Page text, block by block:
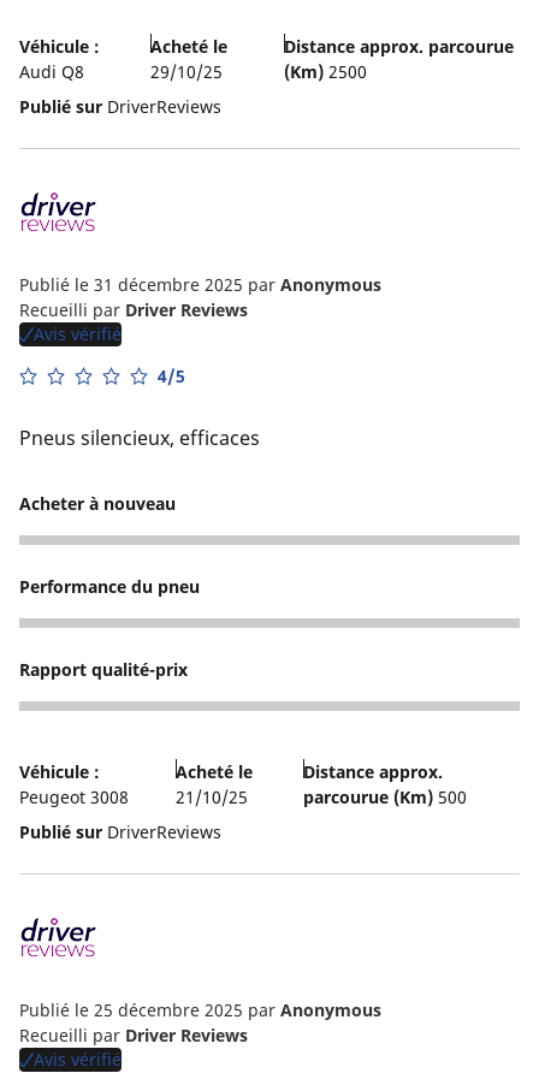
Véhicule :
Audi Q8
Acheté le
29/10/25
Distance approx. parcourue
(Km)2500
Publié sur DriverReviews
Publié le 31 décembre 2025 par Anonymous
Recueilli par Driver Reviews
Avis vérifié
4/5
Pneus silencieux, efficaces
Acheter à nouveau
4
Performance du pneu
4
Rapport qualité-prix
4
Véhicule :
Peugeot 3008
Acheté le
21/10/25
Distance approx.
parcourue (Km)500
Publié sur DriverReviews
Publié le 25 décembre 2025 par Anonymous
Recueilli par Driver Reviews
Avis vérifié